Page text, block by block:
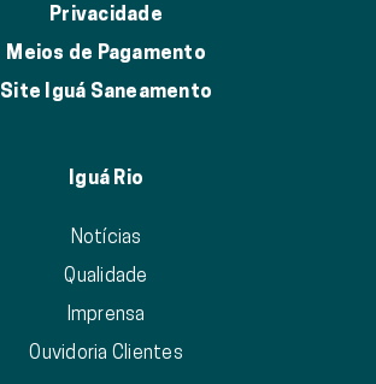
Privacidade
Meios de Pagamento
Site Iguá Saneamento
Iguá Rio
Notícias
Qualidade
Imprensa
Ouvidoria Clientes